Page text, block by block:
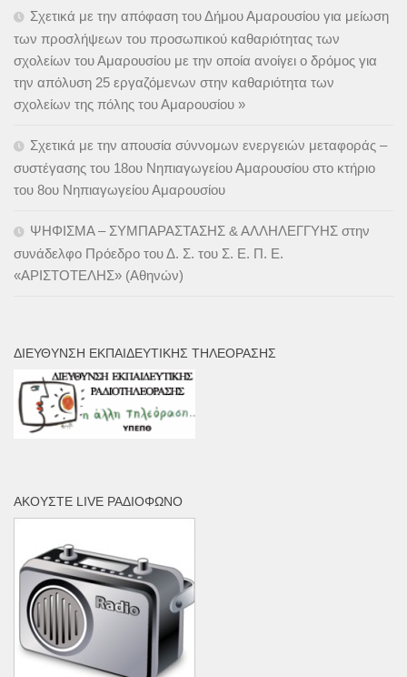
Σχετικά με την απόφαση του Δήμου Αμαρουσίου για μείωση
των προσλήψεων του προσωπικού καθαριότητας των
σχολείων του Αμαρουσίου με την οποία ανοίγει ο δρόμος για
την απόλυση 25 εργαζόμενων στην καθαριότητα των
σχολείων της πόλης του Αμαρουσίου »
Σχετικά με την απουσία σύννομων ενεργειών μεταφοράς –
συστέγασης του 18ου Νηπιαγωγείου Αμαρουσίου στο κτήριο
του 8ου Νηπιαγωγείου Αμαρουσίου
ΨΗΦΙΣΜΑ – ΣΥΜΠΑΡΑΣΤΑΣΗΣ & ΑΛΛΗΛΕΓΓΥΗΣ στην
συνάδελφο Πρόεδρο του Δ. Σ. του Σ. Ε. Π. Ε.
«ΑΡΙΣΤΟΤΕΛΗΣ» (Αθηνών)
ΔΙΕΎΘΥΝΣΗ ΕΚΠΑΙΔΕΥΤΙΚΉΣ ΤΗΛΕΌΡΑΣΗΣ
ΑΚΟΎΣΤΕ LIVE ΡΑΔΙΌΦΩΝΟ